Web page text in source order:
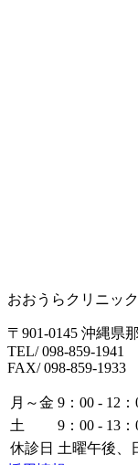
おおうらクリニック
〒901-0145 沖縄県
TEL/ 098-859-1941
FAX/ 098-859-1933
月～金 9：00 - 12：
土
9：00 - 13：
休診日 土曜午後、